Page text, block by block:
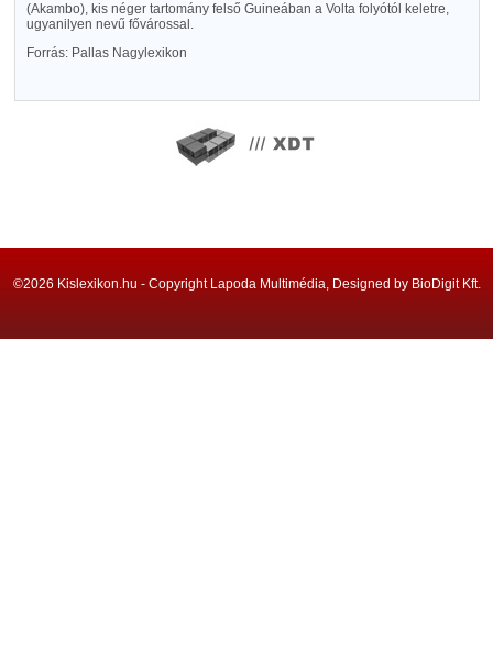
(Akambo), kis néger tartomány felső Guineában a Volta folyótól keletre,
ugyanilyen nevű fővárossal.
Forrás: Pallas Nagylexikon
©2026 Kislexikon.hu - Copyright Lapoda Multimédia, Designed by BioDigit Kft.